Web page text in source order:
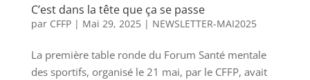
C’est dans la tête que ça se passe
par CFFP| Mai 29, 2025| NEWSLETTER-MAI2025
La première table ronde du Forum Santé mentale
des sportifs, organisé le 21 mai, par le CFFP, avait